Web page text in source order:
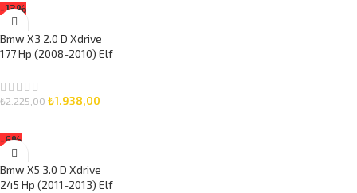
-13%
Bmw X3 2.0 D Xdrive
177 Hp (2008-2010) Elf
Yağlı Bakım Seti 3 Parça
Set
₺2.225,00₺1.938,00
-6%
Bmw X5 3.0 D Xdrive
245 Hp (2011-2013) Elf